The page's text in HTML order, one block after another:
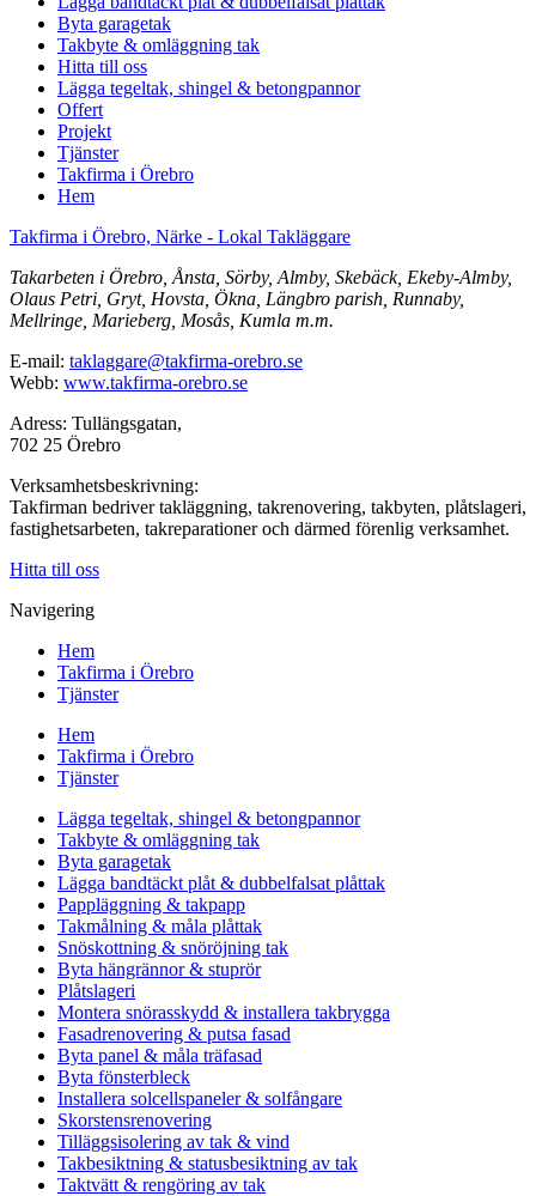
Byta garagetak
Takbyte & omläggning tak
Hitta till oss
Lägga tegeltak, shingel & betongpannor
Offert
Projekt
Tjänster
Takfirma i Örebro
Hem
Takfirma i Örebro, Närke - Lokal Takläggare
Takarbeten i Örebro, Ånsta, Sörby, Almby, Skebäck, Ekeby-Almby,
Olaus Petri, Gryt, Hovsta, Ökna, Längbro parish, Runnaby,
Mellringe, Marieberg, Mosås, Kumla m.m.
E-mail: taklaggare@takfirma-orebro.se
Webb: www.takfirma-orebro.se
Adress: Tullängsgatan,
702 25 Örebro
Verksamhetsbeskrivning:
Takfirman bedriver takläggning, takrenovering, takbyten, plåtslageri,
fastighetsarbeten, takreparationer och därmed förenlig verksamhet.
Hitta till oss
Navigering
Hem
Takfirma i Örebro
Tjänster
Hem
Takfirma i Örebro
Tjänster
Lägga tegeltak, shingel & betongpannor
Takbyte & omläggning tak
Byta garagetak
Lägga bandtäckt plåt & dubbelfalsat plåttak
Pappläggning & takpapp
Takmålning & måla plåttak
Snöskottning & snöröjning tak
Byta hängrännor & stuprör
Plåtslageri
Montera snörasskydd & installera takbrygga
Fasadrenovering & putsa fasad
Byta panel & måla träfasad
Byta fönsterbleck
Installera solcellspaneler & solfångare
Skorstensrenovering
Tilläggsisolering av tak & vind
Takbesiktning & statusbesiktning av tak
Taktvätt & rengöring av tak